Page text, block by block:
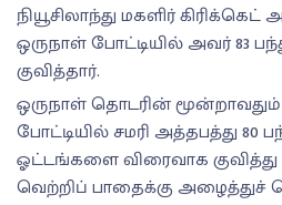
நியூசிலாந்து மகளிர்
ஒருநாள் போட்டியில் அவர் 83
குவித்தார்.
ஒருநாள் தொடரின் மூன்றாவதும்
போட்டியில் சமரி அத்தபத்து 80
ஓட்டங்களை விரைவாக
வெற்றிப் பாதைக்கு அழைத்துச்